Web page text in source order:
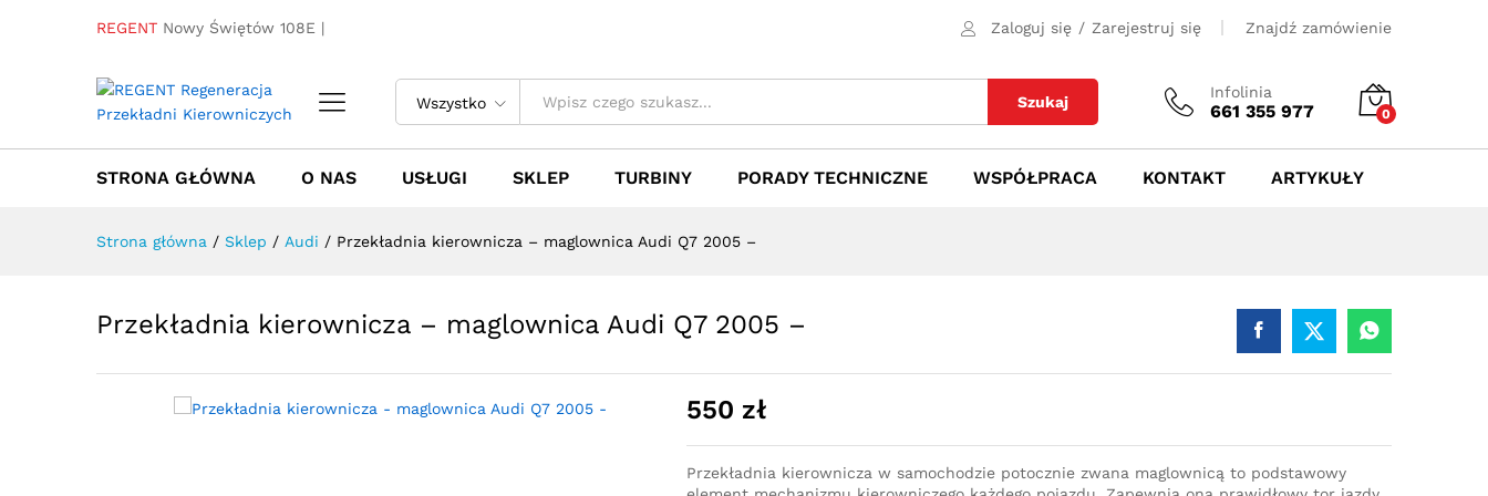
REGENT Nowy Świętów 108E | Zaloguj się / Zarejestruj się Znajdź zamówienie
Wszystko Szukaj
Infolinia
661 355 977 0
STRONA GŁÓWNA O NAS USŁUGI SKLEP TURBINY PORADY TECHNICZNE WSPÓŁPRACA KONTAKT ARTYKUŁY
Strona główna / Sklep / Audi / Przekładnia kierownicza – maglownica Audi Q7 2005 –
Przekładnia kierownicza – maglownica Audi Q7 2005 –
550 zł
Przekładnia kierownicza w samochodzie potocznie zwana maglownicą to podstawowy
Towar / Usługa Specyfikacja Opinie (0)
550zł Dodaj do koszyka